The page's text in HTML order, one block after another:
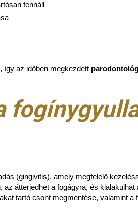
fennáll
így az időben megkezdett
(gingivitis), amely megfelelő
átterjedhet a fogágyra, és kialakulhat
tartó csont megmentése, valamint a